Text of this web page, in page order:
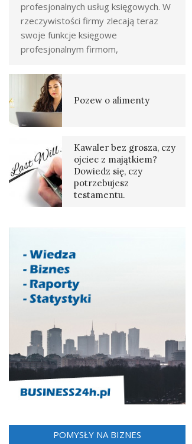
profesjonalnych usług księgowych. W
rzeczywistości firmy zlecają teraz
swoje funkcje księgowe
profesjonalnym firmom,
Pozew o alimenty
Kawaler bez grosza, czy
ojciec z majątkiem?
Dowiedz się, czy
potrzebujesz
testamentu.
POMYSŁY NA BIZNES